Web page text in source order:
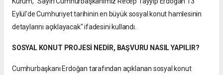
Eylül'de Cumhuriyet tarihinin en büyük sosyal konut hamlesinin
detaylarını açıklayacak" ifadesini kullandı.
SOSYAL KONUT PROJESİ NEDİR, BAŞVURU NASIL YAPILIR?
Cumhurbaşkanı Erdoğan tarafından açıklanan sosyal konut